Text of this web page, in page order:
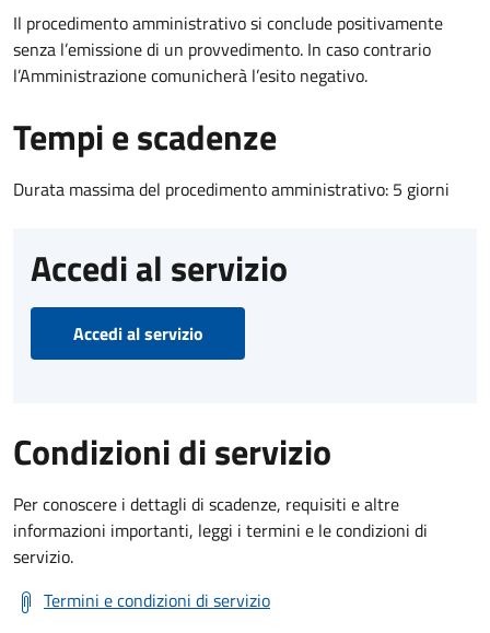
Il procedimento amministrativo si conclude positivamente
senza l’emissione di un provvedimento. In caso contrario
l’Amministrazione comunicherà l’esito negativo.
Tempi e scadenze
Durata massima del procedimento amministrativo: 5 giorni
Accedi al servizio
Accedi al servizio
Condizioni di servizio
Per conoscere i dettagli di scadenze, requisiti e altre
informazioni importanti, leggi i termini e le condizioni di
servizio.
Termini e condizioni di servizio